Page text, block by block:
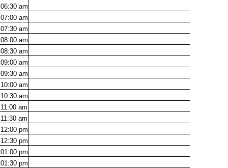
06:30 am
07:00 am
07:30 am
08:00 am
08:30 am
09:00 am
09:30 am
10:00 am
10:30 am
11:00 am
11:30 am
12:00 pm
12:30 pm
01:00 pm
01:30 pm